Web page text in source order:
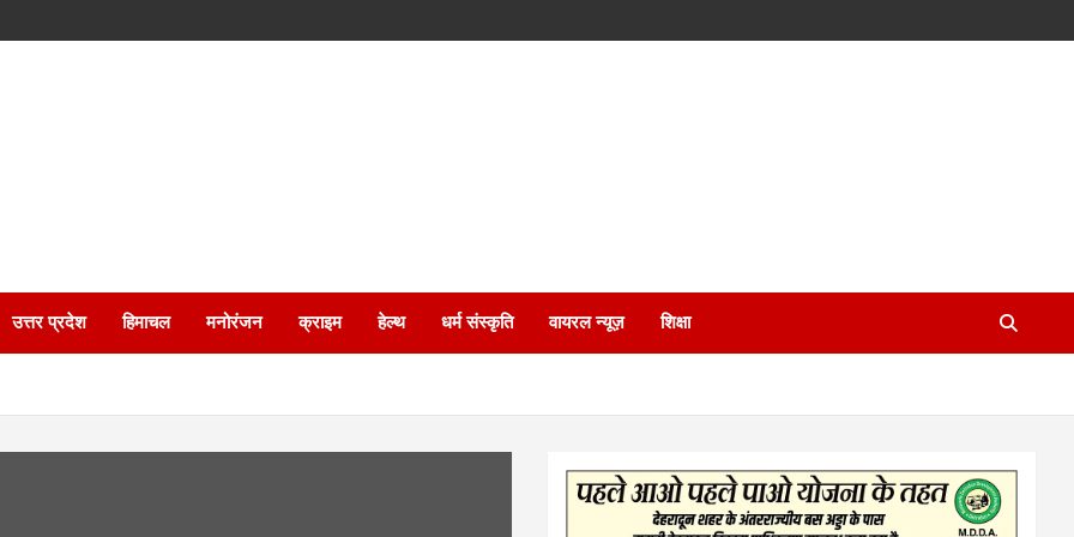
उत्तर प्रदेश हिमाचल मनोरंजन क्राइम हेल्थ धर्म संस्कृति वायरल न्यूज़ शिक्षा